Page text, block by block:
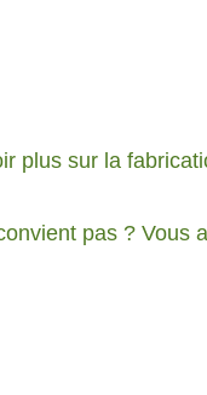
plus sur la
pas ? Vous